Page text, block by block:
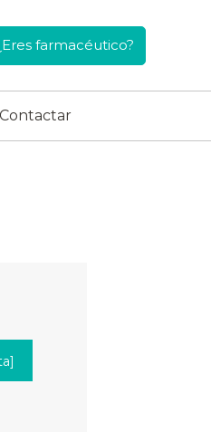
farmacéutico?
Contactar